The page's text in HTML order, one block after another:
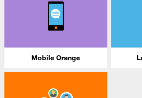
Mobile Orange